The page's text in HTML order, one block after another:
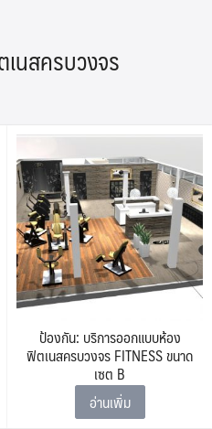
นสครบวงจร
ป้องกัน: บริการออกแบบห้อง
ฟิตเนสครบวงจร FITNESS ขนาด
เซต B
อ่านเพิ่ม